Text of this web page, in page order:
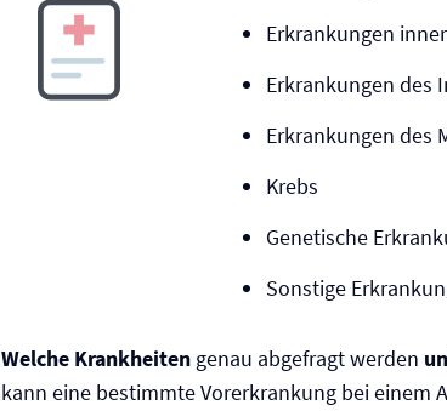
Erkrankungen
Erkrankungen des
Erkrankungen des
Krebs
Genetische
Sonstige
Welche Krankheiten genau abgefragt werden
kann eine bestimmte Vorerkrankung bei einem